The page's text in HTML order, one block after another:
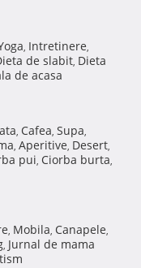
, Intretinere,
de slabit, Dieta
de acasa
, Cafea, Supa,
, Aperitive, Desert,
pui, Ciorba burta,
, Mobila, Canapele,
, Jurnal de mama